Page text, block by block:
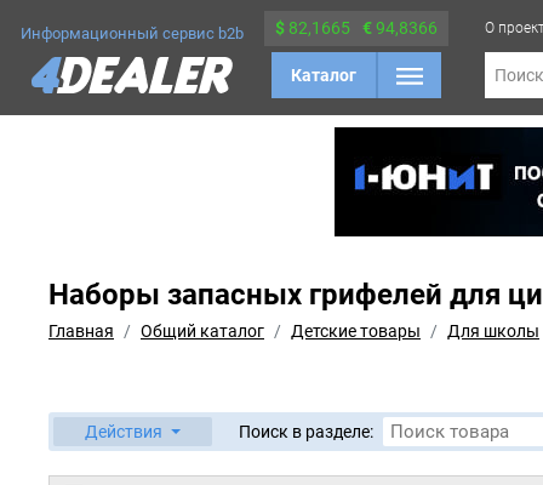
Информационный сервис b2b $ 82,1665 €94,8366
Каталог
О
Поиск
Наборы запасных грифелей для
Главная Общий каталог Детские товары Для школы
Действия Поиск в разделе: